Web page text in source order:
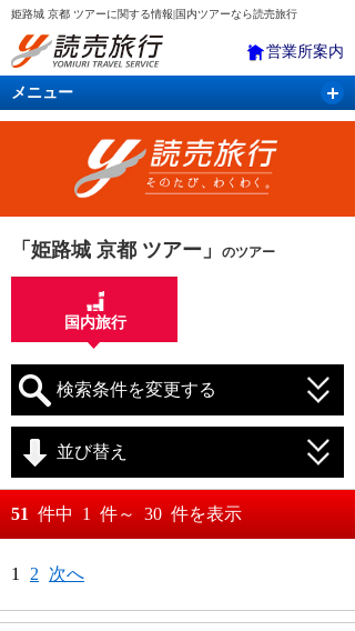
姫路城 京都 ツアーに関する情報|国内ツアーなら読売旅行
営業所案内
メニュー
国内旅行 バスツアー 海外旅行
「姫路城 京都 ツアー」 のツアー
国内旅行
検索条件を変更する
月 日
並び替え
おすすめ順
料金が高い順
51 件中 1 件～ 30 件を表示
1 2 次へ